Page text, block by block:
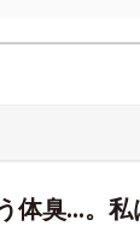
体臭…。私